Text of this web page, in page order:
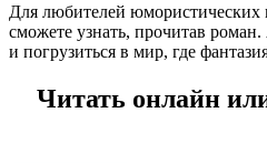
Для любителей юмористических
сможете узнать, прочитав
и погрузиться в мир, где
Читать онлайн